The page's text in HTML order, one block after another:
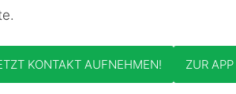
KONTAKT AUFNEHMEN! ZUR APP